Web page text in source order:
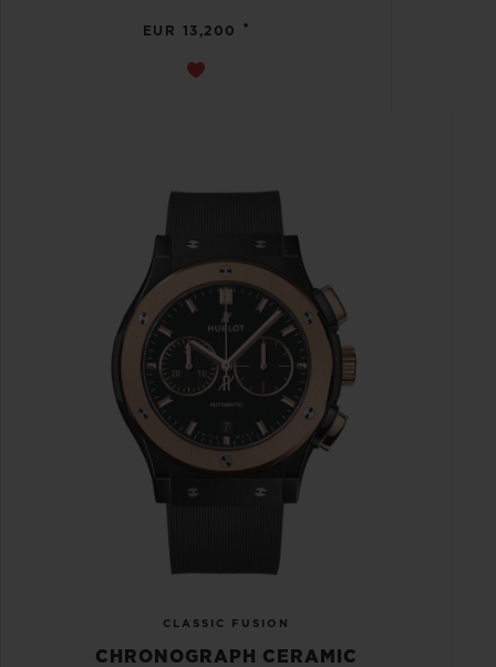
EUR 13,200 •
CLASSIC FUSION
CHRONOGRAPH CERAMIC